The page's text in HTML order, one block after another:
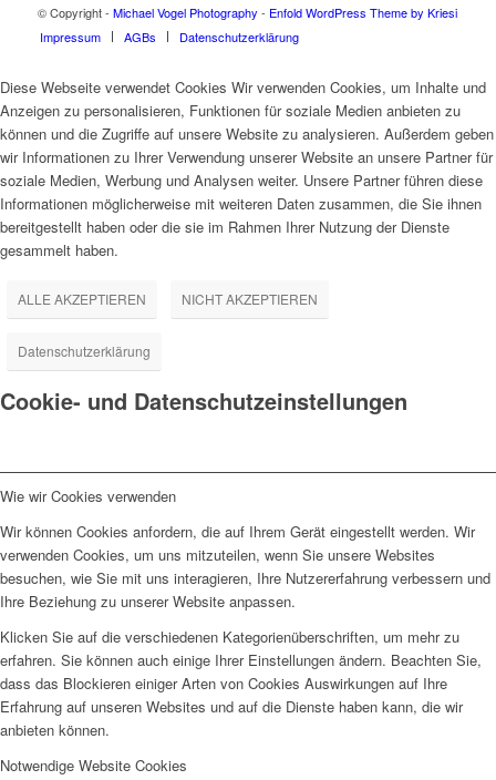
© Copyright - Michael Vogel Photography - Enfold WordPress Theme by Kriesi
Impressum
AGBs Datenschutzerklärung
Diese Webseite verwendet Cookies Wir verwenden Cookies, um Inhalte und
Anzeigen zu personalisieren, Funktionen für soziale Medien anbieten zu
können und die Zugriffe auf unsere Website zu analysieren. Außerdem geben
wir Informationen zu Ihrer Verwendung unserer Website an unsere Partner für
soziale Medien, Werbung und Analysen weiter. Unsere Partner führen diese
Informationen möglicherweise mit weiteren Daten zusammen, die Sie ihnen
bereitgestellt haben oder die sie im Rahmen Ihrer Nutzung der Dienste
gesammelt haben.
ALLE AKZEPTIEREN NICHT AKZEPTIEREN
Datenschutzerklärung
Cookie- und Datenschutzeinstellungen
Wie wir Cookies verwenden
Wir können Cookies anfordern, die auf Ihrem Gerät eingestellt werden. Wir
verwenden Cookies, um uns mitzuteilen, wenn Sie unsere Websites
besuchen, wie Sie mit uns interagieren, Ihre Nutzererfahrung verbessern und
Ihre Beziehung zu unserer Website anpassen.
Klicken Sie auf die verschiedenen Kategorienüberschriften, um mehr zu
erfahren. Sie können auch einige Ihrer Einstellungen ändern. Beachten Sie,
dass das Blockieren einiger Arten von Cookies Auswirkungen auf Ihre
Erfahrung auf unseren Websites und auf die Dienste haben kann, die wir
anbieten können.
Notwendige Website Cookies